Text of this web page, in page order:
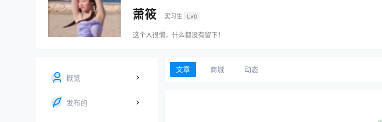
萧筱 实习生 Lv0
这个人很懒，什么都没有留下！
概览
发布的
文章 商城 动态